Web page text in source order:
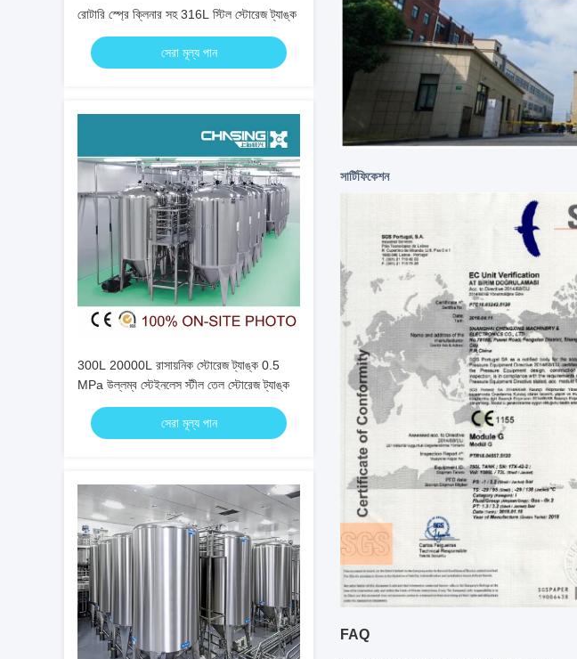
রোটারি স্প্রে ক্লিনার সহ 316L স্টিল স্টোরেজ ট্যাঙ্ক
সেরা মূল্য পান
300L 20000L রাসায়নিক স্টোরেজ ট্যাঙ্ক 0.5
MPa উল্লম্ব স্টেইনলেস স্টীল তেল স্টোরেজ ট্যাঙ্ক
সেরা মূল্য পান
সার্টিফিকেশন
FAQ